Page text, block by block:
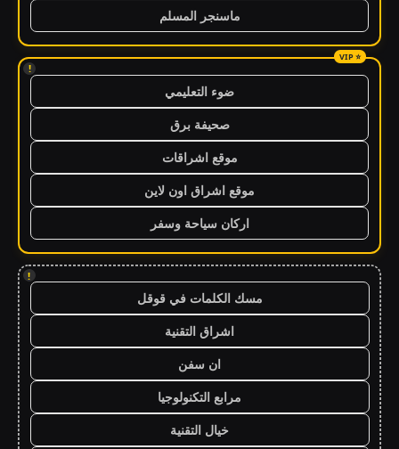
ماسنجر المسلم
!
ضوء التعليمي
صحيفة برق
موقع اشراقات
موقع اشراق اون لاين
اركان سياحة وسفر
!
مسك الكلمات في قوقل
اشراق التقنية
ان سفن
مرابع التكنولوجيا
خيال التقنية